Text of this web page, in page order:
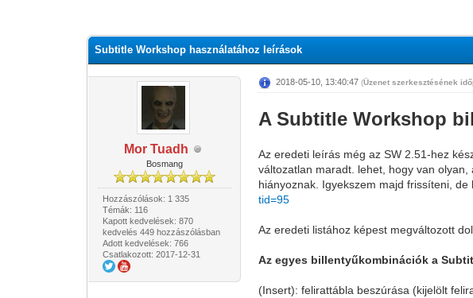
Subtitle Workshop használatához leírások
Mor Tuadh
Bosmang
Hozzászólások: 1 335
Témák: 116
Kapott kedvelések: 870
kedvelés 449 hozzászólásban
Adott kedvelések: 766
Csatlakozott: 2017-12-31
2018-05-10, 13:40:47(Üzenet szerkesztésének
A Subtitle Workshop
Az eredeti leírás még az SW 2.51-hez
változatlan maradt. lehet, hogy van
hiányoznak. Igyekszem majd frissíteni,
tid=95
Az eredeti listához képest megváltozott
Az egyes billentyűkombinációk a
(Insert): felirattábla beszúrása (kijelölt